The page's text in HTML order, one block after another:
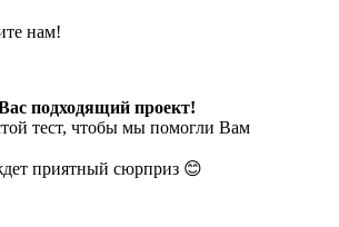
нам!
подходящий проект!
тест, чтобы мы помогли Вам
приятный сюрприз 😊